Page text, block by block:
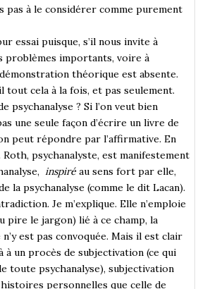
pas à le considérer comme purement
essai puisque, s’il nous invite à
problèmes importants, voire à
théorique est absente.
cela à la fois, et pas seulement.
psychanalyse ? Si l’on veut bien
une seule façon d’écrire un livre de
peut répondre par l’affirmative. En
Roth, psychanalyste, est manifestement
inspiré au sens fort par elle,
la psychanalyse (comme le dit Lacan).
Je m’explique. Elle n’emploie
pire le jargon) lié à ce champ, la
est pas convoquée. Mais il est clair
à un procès de subjectivation (ce qui
toute psychanalyse), subjectivation
personnelles que celle de